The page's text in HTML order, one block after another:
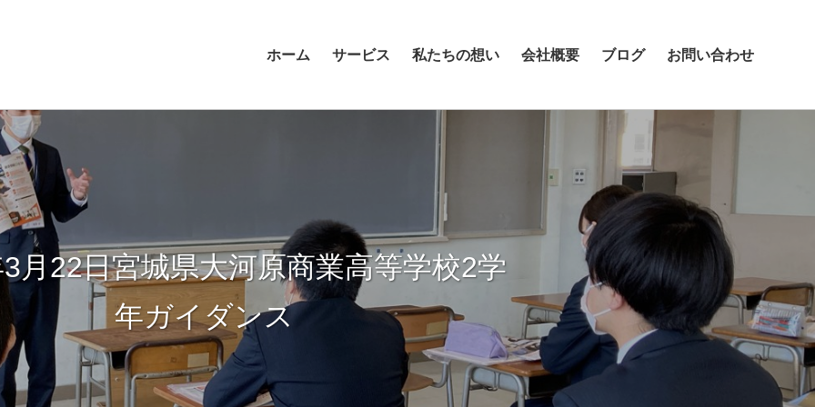
ホーム サービス 私たちの想い 会社概要 ブログ お問い合わせ
月22日宮城県大河原商業高等学校2学
年ガイダンス